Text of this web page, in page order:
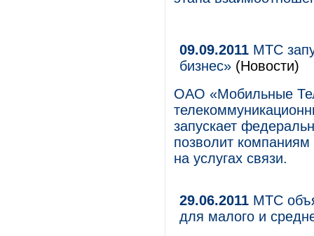
09.09.2011 МТС
бизнес» (Новости)
ОАО «Мобильные
запускает
позволит
на услугах связи.
29.06.2011 МТС
для малого и